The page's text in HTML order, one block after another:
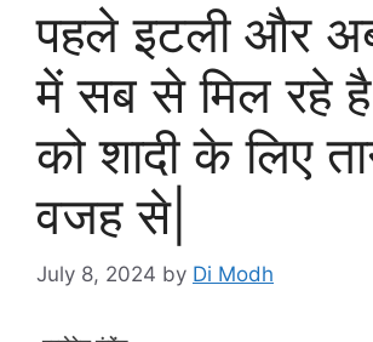
पहले इटली और
में सब से मिल रहे है
को शादी के लिए
वजह से|
July 8, 2024 by Di Modh